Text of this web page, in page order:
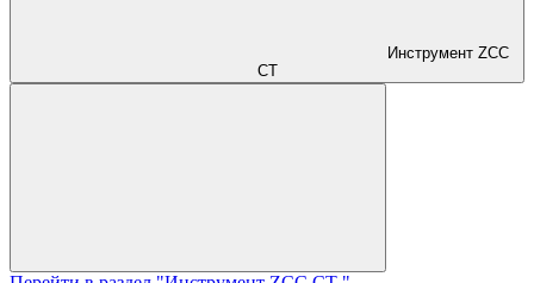
Инструмент ZCС
CT